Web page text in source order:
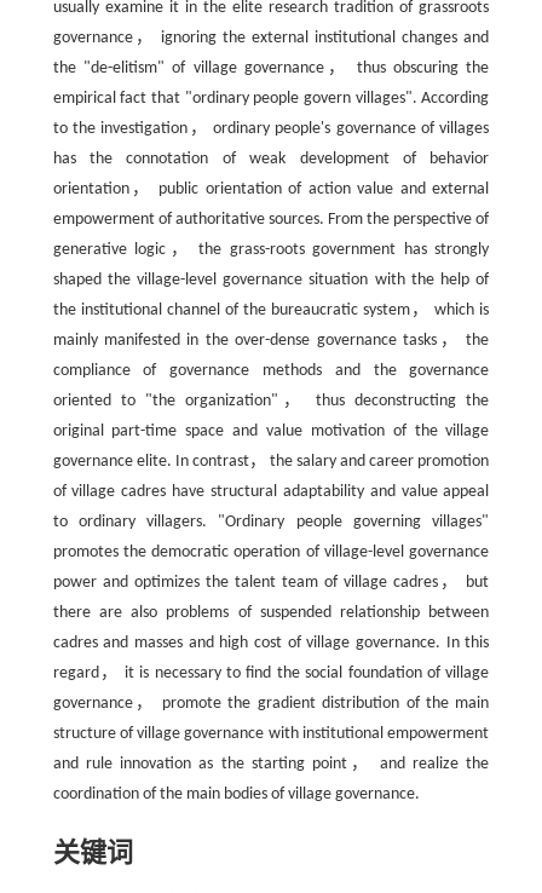
usually examine it in the elite research tradition of grassroots
governance， ignoring the external institutional changes and
the "de-elitism" of village governance， thus obscuring the
empirical fact that "ordinary people govern villages". According
to the investigation， ordinary people's governance of villages
has the connotation of weak development of behavior
orientation， public orientation of action value and external
empowerment of authoritative sources. From the perspective of
generative logic， the grass-roots government has strongly
shaped the village-level governance situation with the help of
the institutional channel of the bureaucratic system， which is
mainly manifested in the over-dense governance tasks， the
compliance of governance methods and the governance
oriented to "the organization"， thus deconstructing the
original part-time space and value motivation of the village
governance elite. In contrast， the salary and career promotion
of village cadres have structural adaptability and value appeal
to ordinary villagers. "Ordinary people governing villages"
promotes the democratic operation of village-level governance
power and optimizes the talent team of village cadres， but
there are also problems of suspended relationship between
cadres and masses and high cost of village governance. In this
regard， it is necessary to find the social foundation of village
governance， promote the gradient distribution of the main
structure of village governance with institutional empowerment
and rule innovation as the starting point， and realize the
coordination of the main bodies of village governance.
关键词